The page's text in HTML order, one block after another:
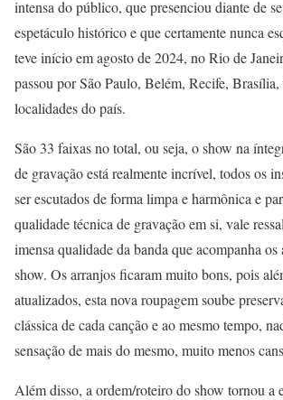
intensa do público, que presenciou diante de
espetáculo histórico e que certamente nunca
teve início em agosto de 2024, no Rio de
passou por São Paulo, Belém, Recife, Brasília,
localidades do país.
São 33 faixas no total, ou seja, o show na
de gravação está realmente incrível, todos os
ser escutados de forma limpa e harmônica e
qualidade técnica de gravação em si, vale
imensa qualidade da banda que acompanha os
show. Os arranjos ficaram muito bons, pois
atualizados, esta nova roupagem soube
clássica de cada canção e ao mesmo tempo,
sensação de mais do mesmo, muito menos
Além disso, a ordem/roteiro do show tornou a